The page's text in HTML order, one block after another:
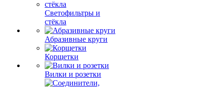
Светофильтры и
стёкла
Абразивные круги
Корщетки
Вилки и розетки